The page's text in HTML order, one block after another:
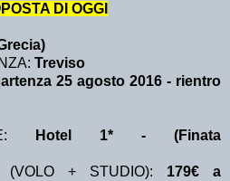
DI OGGI
Treviso
25 agosto 2016 - rientro
Hotel 1* - (Finata
(VOLO + STUDIO): 179€ a